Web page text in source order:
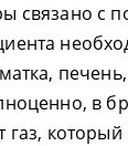
связано с
в
газ,